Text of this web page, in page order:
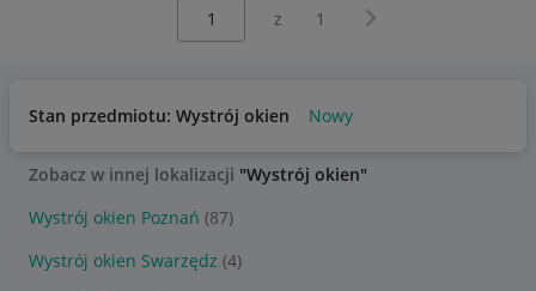
z 1 Następna strona
Stan przedmiotu: Wystrój okien Nowy
Zobacz w innej lokalizacji "Wystrój okien"
Wystrój okien Poznań (87)
Wystrój okien Swarzędz (4)